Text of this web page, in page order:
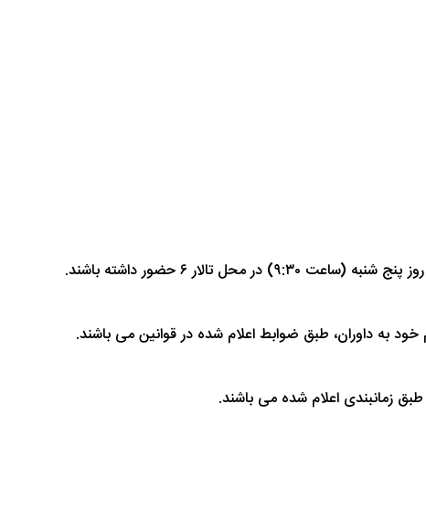
۶ حضور داشته باشند.
به داوران، طبق ضوابط اعلام شده در قوانین می باشند.